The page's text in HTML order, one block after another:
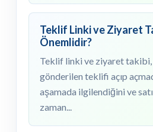
Teklif Linki ve Ziyaret
Önemlidir?
Teklif linki ve ziyaret
gönderilen teklifi açıp
aşamada ilgilendiğini ve
zaman...